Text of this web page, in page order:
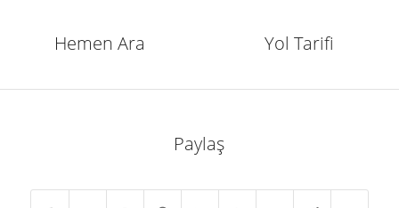
Hemen Ara Yol Tarifi
Paylaş